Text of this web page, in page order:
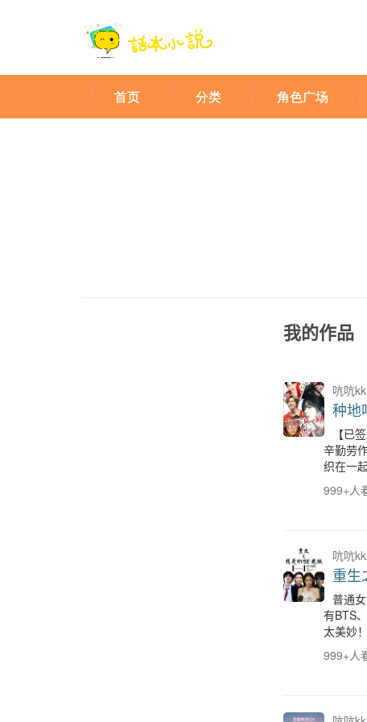
首页 分类 角色广场
我的作品
吭吭kk
种地
【已
辛勤劳
织在一
999+人
吭吭kk
重生
普通
有BTS
太美妙
999+人